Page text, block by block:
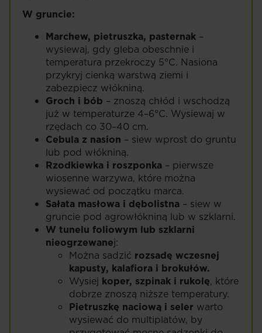
W gruncie:
Marchew, pietruszka, pasternak –
wysiewaj, gdy gleba obeschnie i
temperatura przekroczy 5°C. Nasiona
przykryj cienką warstwą ziemi i
zabezpiecz włókniną.
Groch i bób – znoszą chłód i wschodzą
już w temperaturze 4–6°C. Wysiewaj w
rzędach co 30–40 cm.
Cebula z nasion – siew wprost do gruntu
lub pod włókniną.
Rzodkiewka i roszponka – pierwsze
wiosenne warzywa, które można
wysiewać od początku marca.
Sałata masłowa i dębolistna – siew w
gruncie pod agrowłókniną lub w szklarni.
W tunelu foliowym lub szklarni
nieogrzewanej:
Można sadzić rozsadę wczesnej
kapusty, kalafiora i brokułów.
Wysiej koper, szpinak i rukolę, które
dobrze znoszą niższe temperatury.
Pietruszkę naciową i seler warto
wysiewać do multiplatów, by